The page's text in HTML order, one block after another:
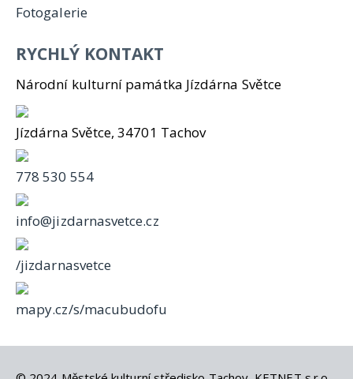
Fotogalerie
RYCHLÝ KONTAKT
Národní kulturní památka Jízdárna Světce
Jízdárna Světce, 34701 Tachov
778 530 554
info@jizdarnasvetce.cz
/jizdarnasvetce
mapy.cz/s/macubudofu